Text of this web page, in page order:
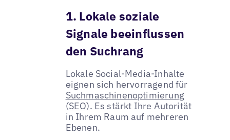
1. Lokale soziale
Signale beeinflussen
den Suchrang
Lokale Social-Media-Inhalte
eignen sich hervorragend für
Suchmaschinenoptimierung
(SEO). Es stärkt Ihre Autorität
in Ihrem Raum auf mehreren
Ebenen.